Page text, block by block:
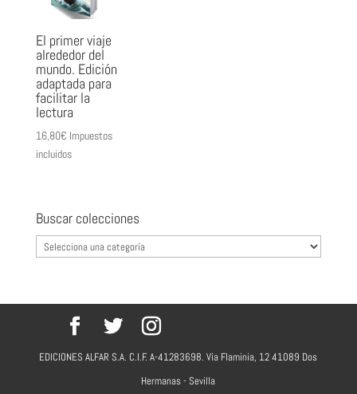
El primer viaje
alrededor del
mundo. Edición
adaptada para
facilitar la
lectura
16,80€ Impuestos
incluidos
Buscar colecciones
EDICIONES ALFAR S.A. C.I.F. A-41283698. Vía Flaminia, 12 41089 Dos
Hermanas - Sevilla